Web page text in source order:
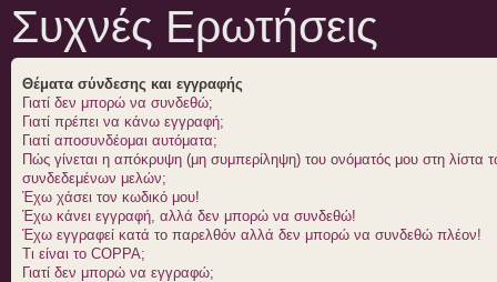
Συχνές Ερωτήσεις
Θέματα σύνδεσης και εγγραφής
Γιατί δεν μπορώ να συνδεθώ;
Γιατί πρέπει να κάνω εγγραφή;
Γιατί αποσυνδέομαι αυτόματα;
Πώς γίνεται η απόκρυψη (μη συμπερίληψη) του ονόματός μου στη λίστα
συνδεδεμένων μελών;
Έχω χάσει τον κωδικό μου!
Έχω κάνει εγγραφή, αλλά δεν μπορώ να συνδεθώ!
Έχω εγγραφεί κατά το παρελθόν αλλά δεν μπορώ να συνδεθώ πλέον!
Τι είναι το COPPA;
Γιατί δεν μπορώ να εγγραφώ;